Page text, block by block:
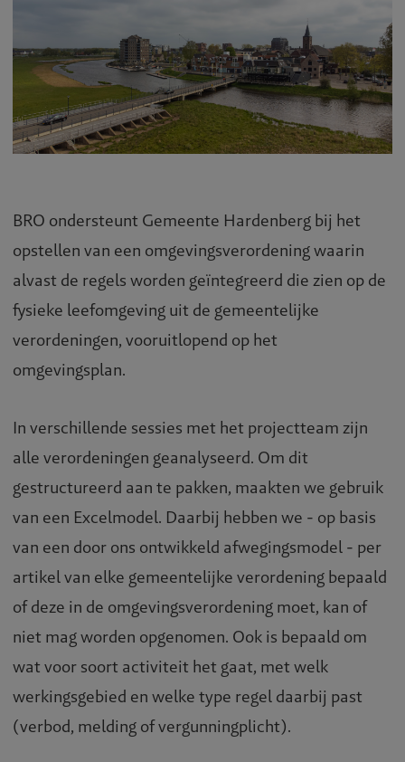
BRO ondersteunt Gemeente Hardenberg bij het
opstellen van een omgevingsverordening waarin
alvast de regels worden geïntegreerd die zien op de
fysieke leefomgeving uit de gemeentelijke
verordeningen, vooruitlopend op het
omgevingsplan.
In verschillende sessies met het projectteam zijn
alle verordeningen geanalyseerd. Om dit
gestructureerd aan te pakken, maakten we gebruik
van een Excelmodel. Daarbij hebben we - op basis
van een door ons ontwikkeld afwegingsmodel - per
artikel van elke gemeentelijke verordening bepaald
of deze in de omgevingsverordening moet, kan of
niet mag worden opgenomen. Ook is bepaald om
wat voor soort activiteit het gaat, met welk
werkingsgebied en welke type regel daarbij past
(verbod, melding of vergunningplicht).